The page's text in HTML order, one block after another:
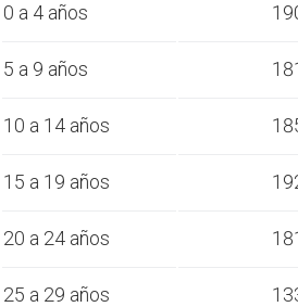
0 a 4 años
5 a 9 años
10 a 14 años
15 a 19 años
20 a 24 años
25 a 29 años